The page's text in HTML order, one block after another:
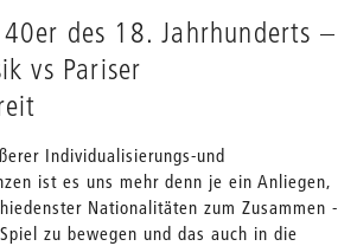
des 18. Jahrhunderts –
vs Pariser
Individualisierungs-und
ist es uns mehr denn je ein Anliegen,
Nationalitäten zum Zusammen -
zu bewegen und das auch in die